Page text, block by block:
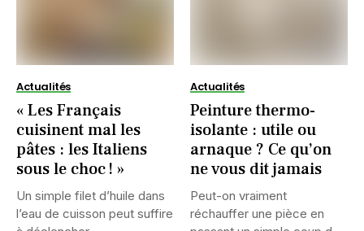
Actualités
« Les Français
cuisinent mal les
pâtes : les Italiens
sous le choc ! »
Un simple filet d’huile dans
l’eau de cuisson peut suffire
Actualités
Peinture thermo-
isolante : utile ou
arnaque ? Ce qu’on
ne vous dit jamais
Peut-on vraiment
réchauffer une pièce en